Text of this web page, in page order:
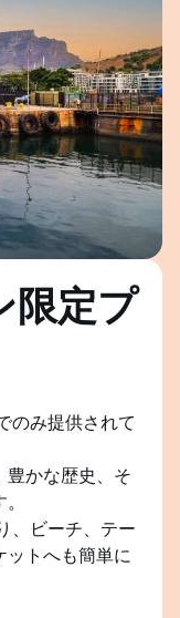
限定プ
のみ提供されて
豊かな歴史、そ
、ビーチ、テー
ットへも簡単に